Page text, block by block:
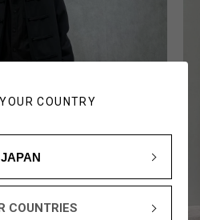
COUNTRY
JAPAN
COUNTRIES